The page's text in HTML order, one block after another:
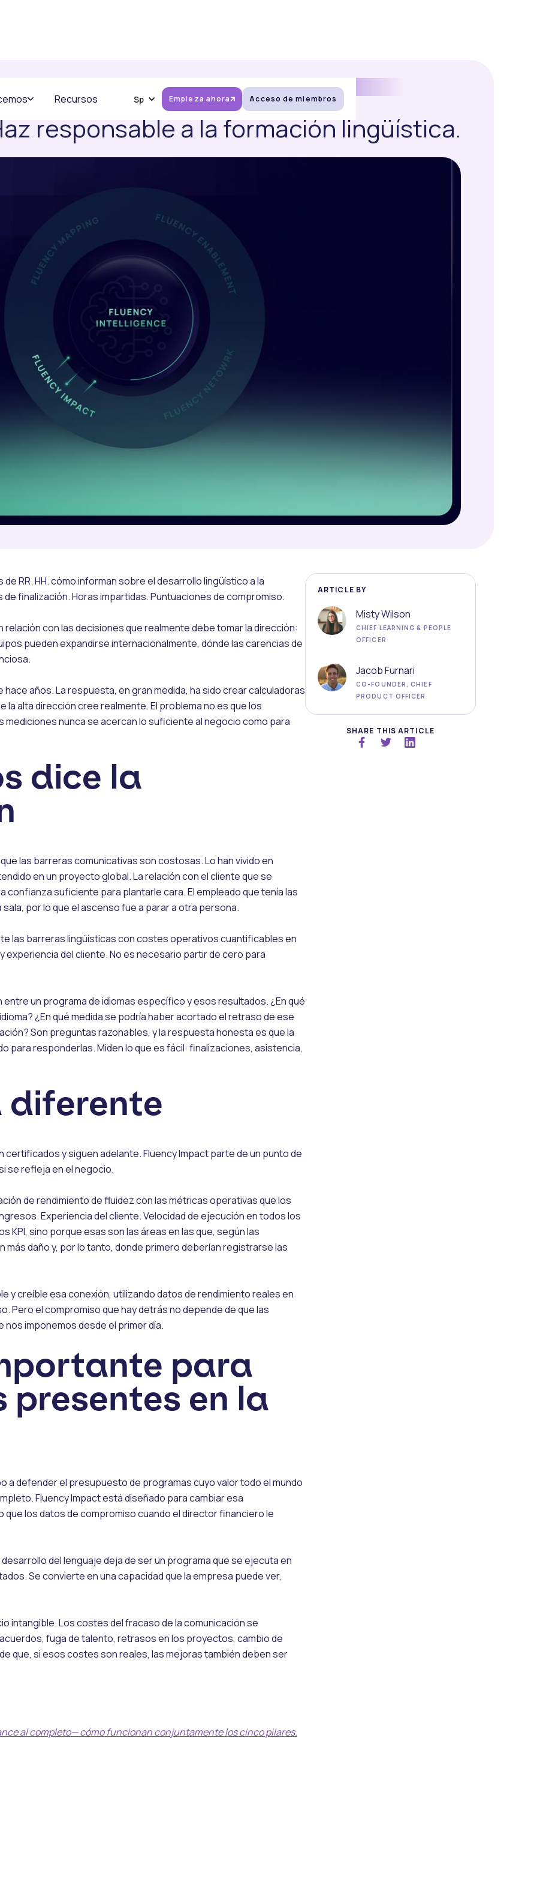
IMMERSE EN LENTES CON IA. DESCÚBRELO
Recursos Sp Empieza ahora Acceso de miembros
responsable a la formación lingüística.
RR. HH. cómo informan sobre el desarrollo lingüístico a la
finalización. Horas impartidas. Puntuaciones de compromiso.
con las decisiones que realmente debe tomar la dirección:
pueden expandirse internacionalmente, dónde las carencias de
años. La respuesta, en gran medida, ha sido crear calculadoras
la alta dirección cree realmente. El problema no es que los
mediciones nunca se acercan lo suficiente al negocio como para
dice la
las barreras comunicativas son costosas. Lo han vivido en
en un proyecto global. La relación con el cliente que se
suficiente para plantarle cara. El empleado que tenía las
por lo que el ascenso fue a parar a otra persona.
las barreras lingüísticas con costes operativos cuantificables en
del cliente. No es necesario partir de cero para
un programa de idiomas específico y esos resultados. ¿En qué
¿En qué medida se podría haber acortado el retraso de ese
Son preguntas razonables, y la respuesta honesta es que la
para responderlas. Miden lo que es fácil: finalizaciones, asistencia,
diferente
certificados y siguen adelante. Fluency Impact parte de un punto de
se refleja en el negocio.
de rendimiento de fluidez con las métricas operativas que los
Experiencia del cliente. Velocidad de ejecución en todos los
KPI, sino porque esas son las áreas en las que, según las
daño y, por lo tanto, donde primero deberían registrarse las
y creíble esa conexión, utilizando datos de rendimiento reales en
Pero el compromiso que hay detrás no depende de que las
nos imponemos desde el primer día.
para
presentes en la
a defender el presupuesto de programas cuyo valor todo el mundo
Fluency Impact está diseñado para cambiar esa
los datos de compromiso cuando el director financiero le
del lenguaje deja de ser un programa que se ejecuta en
Se convierte en una capacidad que la empresa puede ver,
intangible. Los costes del fracaso de la comunicación se
fuga de talento, retrasos en los proyectos, cambio de
que, si esos costes son reales, las mejoras también deben ser
al completo— cómo funcionan conjuntamente los cinco pilares.
ARTICLE BY
Misty Wilson
CHIEF LEARNING & PEOPLE
OFFICER
Jacob Furnari
CO-FOUNDER, CHIEF
PRODUCT OFFICER
SHARE THIS ARTICLE